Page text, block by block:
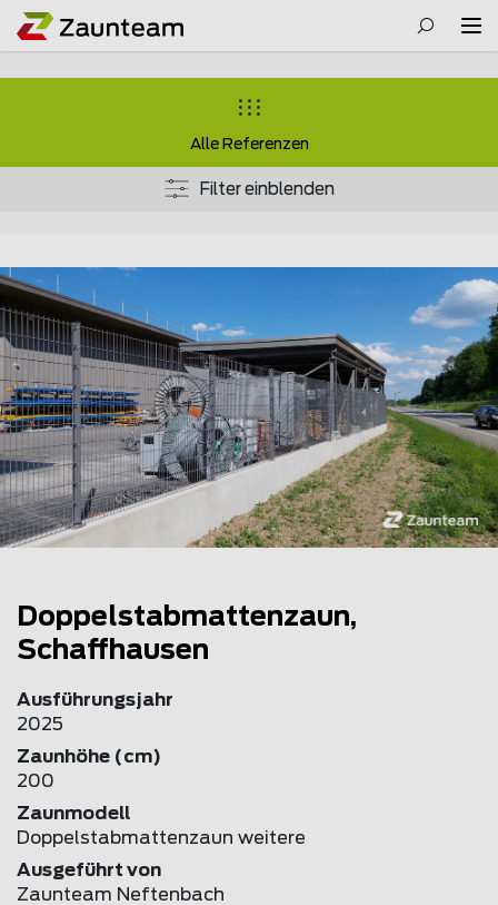
Alle Referenzen
Filter einblenden
Doppelstabmattenzaun,
Schaffhausen
Ausführungsjahr
2025
Zaunhöhe (cm)
200
Zaunmodell
Doppelstabmattenzaun weitere
Ausgeführt von
Zaunteam Neftenbach